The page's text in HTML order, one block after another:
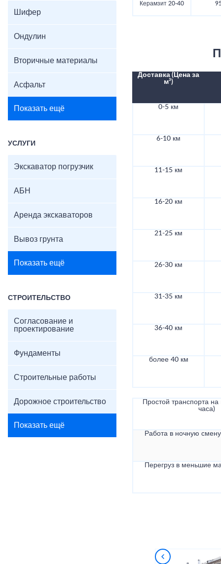
Шифер
Ондулин
Вторичные материалы
Асфальт
Показать ещё
УСЛУГИ
Экскаватор погрузчик
АБН
Аренда экскаваторов
Вывоз грунта
Показать ещё
СТРОИТЕЛЬСТВО
Согласование и
проектирование
Фундаменты
Строительные работы
Дорожное строительство
Показать ещё
Керамзит 20-40
Доставка (Цена за
м³)
0-5 км
6-10 км
11-15 км
16-20 км
21-25 км
26-30 км
31-35 км
36-40 км
более 40 км
Простой транспорта на
часа)
Работа в ночную
Перегруз в меньшие